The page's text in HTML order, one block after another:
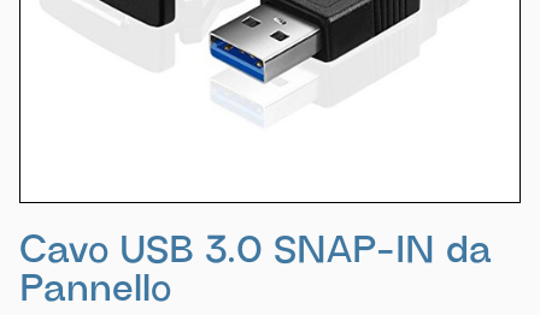
Cavo USB 3.0 SNAP-IN da
Pannello